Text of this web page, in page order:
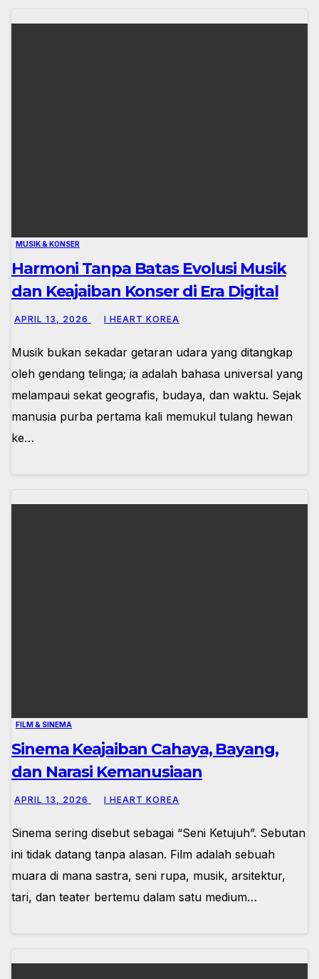
MUSIK & KONSER
Harmoni Tanpa Batas Evolusi Musik
dan Keajaiban Konser di Era Digital
APRIL 13, 2026 I HEART KOREA
Musik bukan sekadar getaran udara yang ditangkap
oleh gendang telinga; ia adalah bahasa universal yang
melampaui sekat geografis, budaya, dan waktu. Sejak
manusia purba pertama kali memukul tulang hewan
ke…
FILM & SINEMA
Sinema Keajaiban Cahaya, Bayang,
dan Narasi Kemanusiaan
APRIL 13, 2026 I HEART KOREA
Sinema sering disebut sebagai “Seni Ketujuh”. Sebutan
ini tidak datang tanpa alasan. Film adalah sebuah
muara di mana sastra, seni rupa, musik, arsitektur,
tari, dan teater bertemu dalam satu medium…